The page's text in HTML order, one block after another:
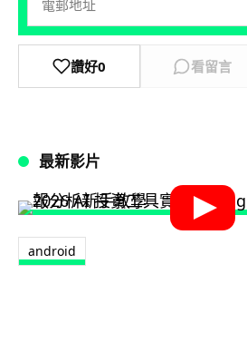
讚好0 看留言
最新影片
android